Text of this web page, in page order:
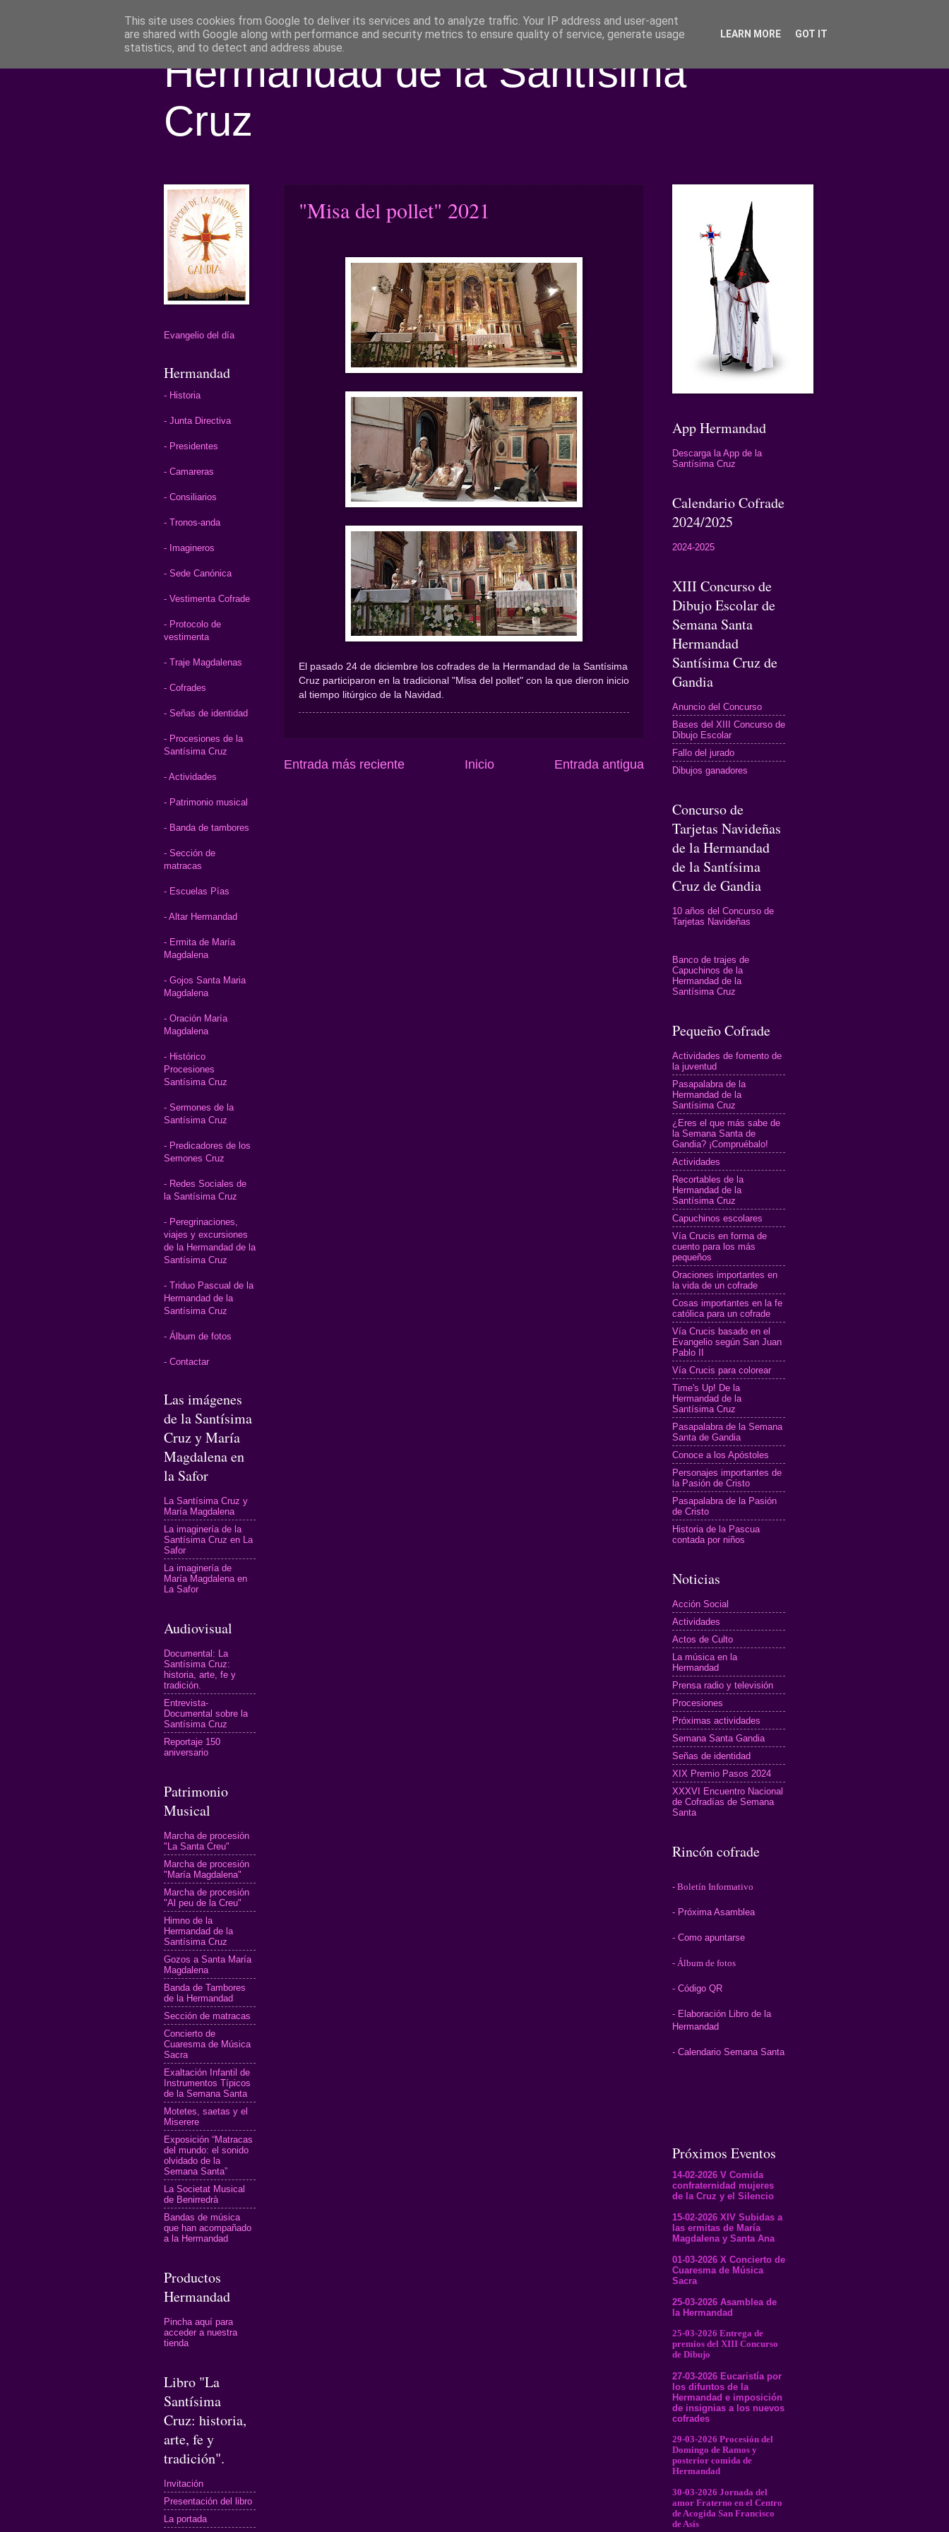
Hermandad de la Santísima
Cruz
"Misa del pollet" 2021
El pasado 24 de diciembre los cofrades de la Hermandad de la Santísima
Cruz participaron en la tradicional "Misa del pollet" con la que dieron inicio
al tiempo litúrgico de la Navidad.
Entrada más reciente Entrada antigua
Inicio
Evangelio del día
Hermandad
- Historia
- Junta Directiva
- Presidentes
- Camareras
- Consiliarios
- Tronos-anda
- Imagineros
- Sede Canónica
- Vestimenta Cofrade
- Protocolo de
vestimenta
- Traje Magdalenas
- Cofrades
- Señas de identidad
- Procesiones de la
Santísima Cruz
- Actividades
- Patrimonio musical
- Banda de tambores
- Sección de
matracas
- Escuelas Pías
- Altar Hermandad
- Ermita de María
Magdalena
- Gojos Santa Maria
Magdalena
- Oración María
Magdalena
- Histórico
Procesiones
Santísima Cruz
- Sermones de la
Santísima Cruz
- Predicadores de los
Semones Cruz
- Redes Sociales de
la Santísima Cruz
- Peregrinaciones,
viajes y excursiones
de la Hermandad de la
Santísima Cruz
- Triduo Pascual de la
Hermandad de la
Santísima Cruz
- Álbum de fotos
- Contactar
Las imágenes
de la Santísima
Cruz y María
Magdalena en
la Safor
La Santísima Cruz y
María Magdalena
La imaginería de la
Santísima Cruz en La
Safor
La imaginería de
María Magdalena en
La Safor
Audiovisual
Documental: La
Santísima Cruz:
historia, arte, fe y
tradición.
Entrevista-
Documental sobre la
Santísima Cruz
Reportaje 150
aniversario
Patrimonio
Musical
Marcha de procesión
"La Santa Creu"
Marcha de procesión
"María Magdalena"
Marcha de procesión
"Al peu de la Creu"
Himno de la
Hermandad de la
Santísima Cruz
Gozos a Santa María
Magdalena
Banda de Tambores
de la Hermandad
Sección de matracas
Concierto de
Cuaresma de Música
Sacra
Exaltación Infantil de
Instrumentos Típicos
de la Semana Santa
Motetes, saetas y el
Miserere
Exposición “Matracas
del mundo: el sonido
olvidado de la
Semana Santa”
La Societat Musical
de Benirredrà
Bandas de música
que han acompañado
a la Hermandad
Productos
Hermandad
Pincha aquí para
acceder a nuestra
tienda
Libro "La
Santísima
Cruz: historia,
arte, fe y
tradición".
Invitación
Presentación del libro
La portada
App Hermandad
Descarga la App de la
Santísima Cruz
Calendario Cofrade
2024/2025
2024-2025
XIII Concurso de
Dibujo Escolar de
Semana Santa
Hermandad
Santísima Cruz de
Gandia
Anuncio del Concurso
Bases del XIII Concurso de
Dibujo Escolar
Fallo del jurado
Dibujos ganadores
Concurso de
Tarjetas Navideñas
de la Hermandad
de la Santísima
Cruz de Gandia
10 años del Concurso de
Tarjetas Navideñas
Banco de trajes de
Capuchinos de la
Hermandad de la
Santísima Cruz
Pequeño Cofrade
Actividades de fomento de
la juventud
Pasapalabra de la
Hermandad de la
Santísima Cruz
¿Eres el que más sabe de
la Semana Santa de
Gandia? ¡Compruébalo!
Actividades
Recortables de la
Hermandad de la
Santísima Cruz
Capuchinos escolares
Vía Crucis en forma de
cuento para los más
pequeños
Oraciones importantes en
la vida de un cofrade
Cosas importantes en la fe
católica para un cofrade
Vía Crucis basado en el
Evangelio según San Juan
Pablo II
Vía Crucis para colorear
Time's Up! De la
Hermandad de la
Santísima Cruz
Pasapalabra de la Semana
Santa de Gandia
Conoce a los Apóstoles
Personajes importantes de
la Pasión de Cristo
Pasapalabra de la Pasión
de Cristo
Historia de la Pascua
contada por niños
Noticias
Acción Social
Actividades
Actos de Culto
La música en la
Hermandad
Prensa radio y televisión
Procesiones
Próximas actividades
Semana Santa Gandia
Señas de identidad
XIX Premio Pasos 2024
XXXVI Encuentro Nacional
de Cofradías de Semana
Santa
Rincón cofrade
- Boletín Informativo
- Próxima Asamblea
- Como apuntarse
- Álbum de fotos
- Código QR
- Elaboración Libro de la
Hermandad
- Calendario Semana Santa
Próximos Eventos
14-02-2026 V Comida
confraternidad mujeres
de la Cruz y el Silencio
15-02-2026 XIV Subidas a
las ermitas de María
Magdalena y Santa Ana
01-03-2026 X Concierto de
Cuaresma de Música
Sacra
25-03-2026 Asamblea de
la Hermandad
25-03-2026 Entrega de
premios del XIII Concurso
de Dibujo
27-03-2026 Eucaristía por
los difuntos de la
Hermandad e imposición
de insignias a los nuevos
cofrades
29-03-2026 Procesión del
Domingo de Ramos y
posterior comida de
Hermandad
30-03-2026 Jornada del
amor Fraterno en el Centro
de Acogida San Francisco
de Asís
This site uses cookies from Google to deliver its services and to analyze traffic. Your IP address and user-agent
are shared with Google along with performance and security metrics to ensure quality of service, generate usage
statistics, and to detect and address abuse.
LEARN MORE GOT IT